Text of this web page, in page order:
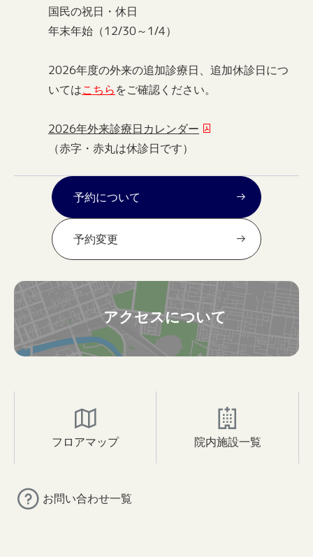
国民の祝日・休日
年末年始（12/30～1/4）
2026年度の外来の追加診療日、追加休診日につ
いてはこちらをご確認ください。
2026年外来診療日カレンダー
（赤字・赤丸は休診日です）
予約について
予約変更
アクセスについて
フロアマップ 院内施設一覧
お問い合わせ一覧